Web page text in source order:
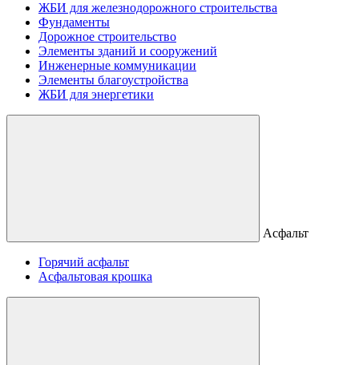
ЖБИ для железнодорожного строительства
Фундаменты
Дорожное строительство
Элементы зданий и сооружений
Инженерные коммуникации
Элементы благоустройства
ЖБИ для энергетики
Асфальт
Горячий асфальт
Асфальтовая крошка